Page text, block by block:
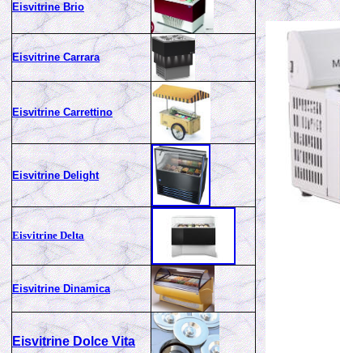
Eisvitrine Brio
Eisvitrine Carrara
Eisvitrine Carrettino
Eisvitrine Delight
Eisvitrine Delta
Eisvitrine Dinamica
Eisvitrine Dolce Vita